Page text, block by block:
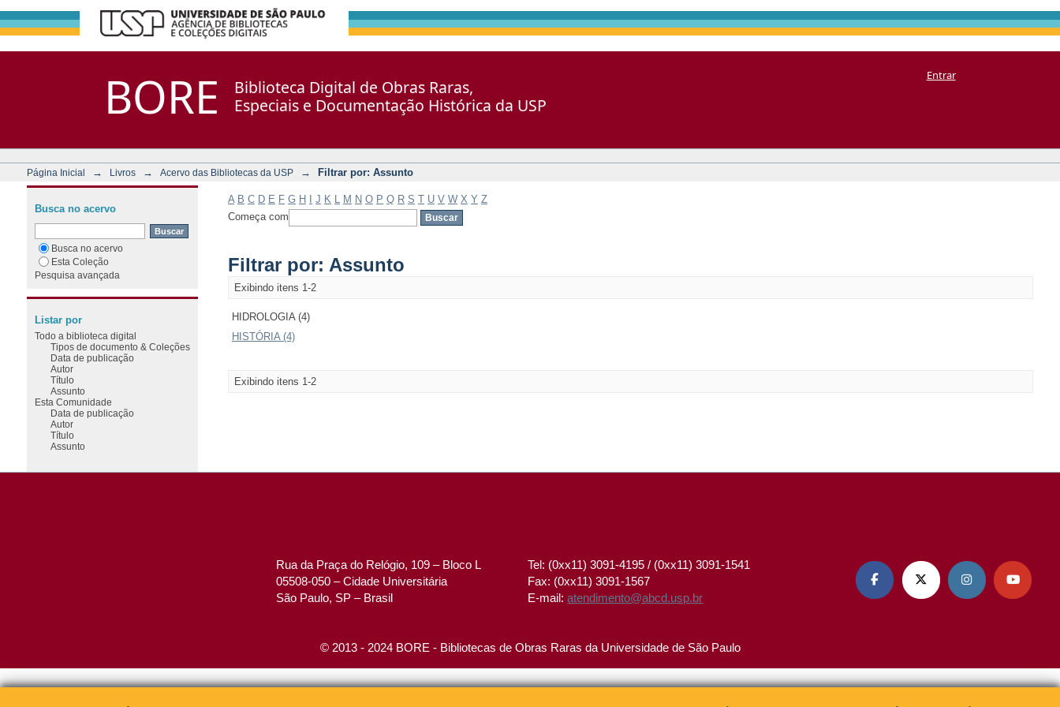
BORE
Biblioteca Digital de Obras Raras,
Especiais e Documentação Histórica da USP
Entrar
Página Inicial → Livros → Acervo das Bibliotecas da USP → Filtrar por: Assunto
A B C D E F G H J K M N O P Q R S T U V W X Y Z
Começa com
Filtrar por: Assunto
Exibindo itens 1-2
HIDROLOGIA (4)
HISTÓRIA (4)
Exibindo itens 1-2
Busca no acervo
Busca no acervo
Esta Coleção
Pesquisa avançada
Listar por
Todo a biblioteca digital
Tipos de documento & Coleções
Data de publicação
Autor
Título
Assunto
Esta Comunidade
Data de publicação
Autor
Título
Assunto
Rua da Praça do Relógio, 109 – Bloco L
05508-050 – Cidade Universitária
São Paulo, SP – Brasil
Tel: (0xx11) 3091-4195 / (0xx11) 3091-1541
Fax: (0xx11) 3091-1567
E-mail:atendimento@abcd.usp.br
   
© 2013 - 2024 BORE - Bibliotecas de Obras Raras da Universidade de São Paulo